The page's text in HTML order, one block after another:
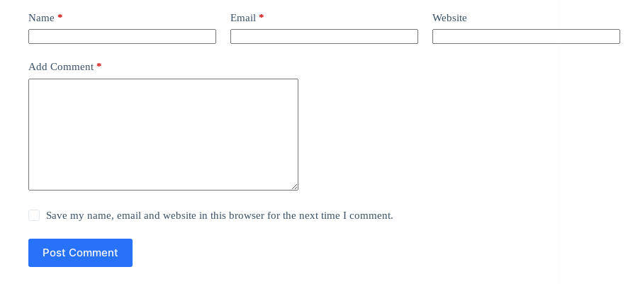
Name * Email * Website
Add Comment *
Save my name, email and website in this browser for the next time I comment.
Post Comment